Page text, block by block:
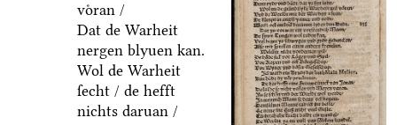
voͤran /
Dat de Warheit
nergen blyuen kan.
Wol de Warheit
ſecht / de hefft
nichts daruan /